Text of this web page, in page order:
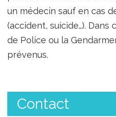
un médecin sauf en cas
(accident, suicide…). Dans
de Police ou la
prévenus.
Contact